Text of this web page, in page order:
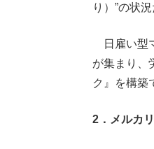
り）”の状
日雇い型
が集まり、
ク』を構築
2．メルカ